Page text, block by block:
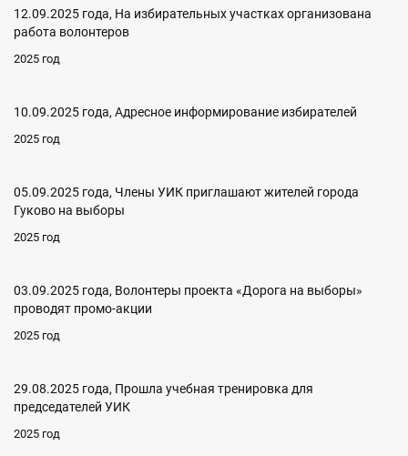
12.09.2025 года, На избирательных участках организована
работа волонтеров
2025 год
10.09.2025 года, Адресное информирование избирателей
2025 год
05.09.2025 года, Члены УИК приглашают жителей города
Гуково на выборы
2025 год
03.09.2025 года, Волонтеры проекта «Дорога на выборы»
проводят промо-акции
2025 год
29.08.2025 года, Прошла учебная тренировка для
председателей УИК
2025 год